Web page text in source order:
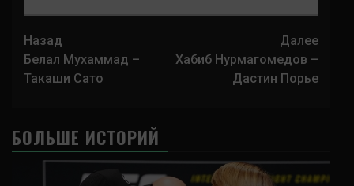
Навигация
записи
Назад
Белал Мухаммад –
Такаши Сато
Далее
Хабиб Нурмагомедов –
Дастин Порье
БОЛЬШЕ ИСТОРИЙ